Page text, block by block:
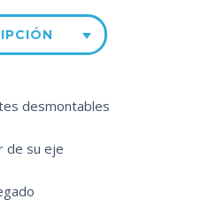
desmontables
de su eje